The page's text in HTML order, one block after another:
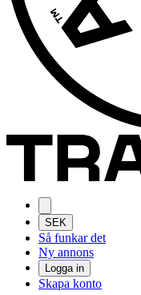
SEK
Så funkar det
Ny annons
Logga in
Skapa konto